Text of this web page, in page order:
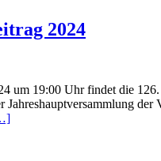
2024
um 19:00 Uhr findet die